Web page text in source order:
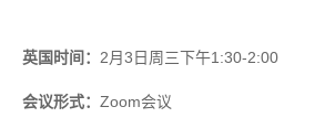
英国时间： 2月3 日周三下午1:30-2:00
会议形式： Zoom会议